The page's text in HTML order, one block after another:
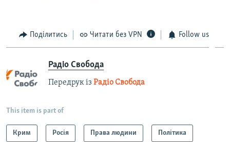
Поділитись Читати без VPN Follow us
Радіо Свобода
Передрук із Радіо Свобода
This item is part of
Крим Росія Права людини Політика